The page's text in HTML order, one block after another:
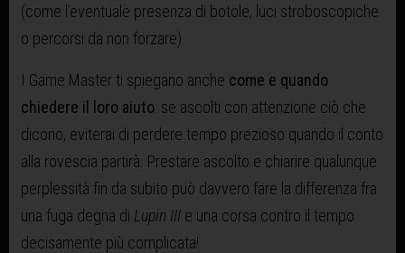
(come l’eventuale presenza di botole, luci stroboscopiche
o percorsi da non forzare).
I Game Master ti spiegano anche come e quando
chiedere il loro aiuto: se ascolti con attenzione ciò che
dicono, eviterai di perdere tempo prezioso quando il conto
alla rovescia partirà. Prestare ascolto e chiarire qualunque
perplessità fin da subito può davvero fare la differenza fra
una fuga degna di Lupin IIIe una corsa contro il tempo
decisamente più complicata!